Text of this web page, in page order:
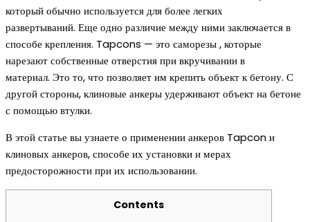
который обычно используется для более легких
развертываний. Еще одно различие между ними заключается в
способе крепления. Tapcons — это саморезы , которые
нарезают собственные отверстия при вкручивании в
материал. Это то, что позволяет им крепить объект к бетону. С
другой стороны, клиновые анкеры удерживают объект на бетоне
с помощью втулки.
В этой статье вы узнаете о применении анкеров Tapcon и
клиновых анкеров, способе их установки и мерах
предосторожности при их использовании.
Contents